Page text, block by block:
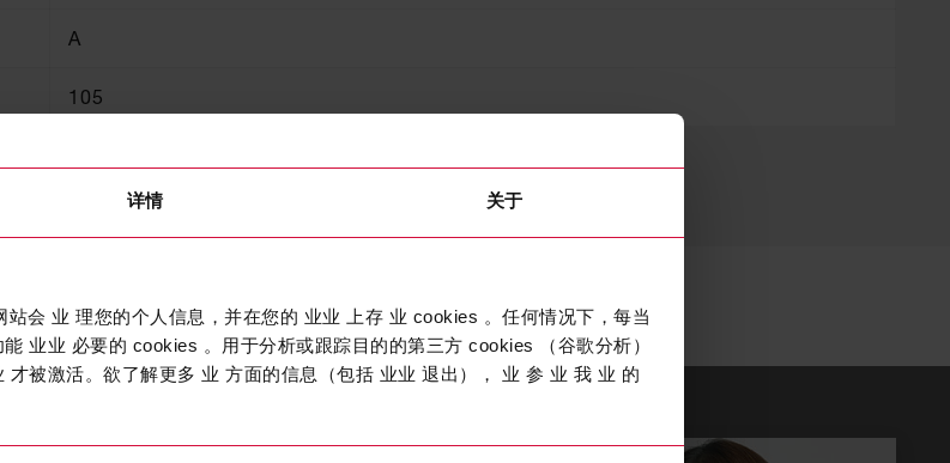
详情 关于
会 业 理您的个人信息，并在您的 业业 上存 业 cookies 。任何情况下，每当
业业 必要的 cookies 。用于分析或跟踪目的的第三方 cookies （谷歌分析）
才被激活。欲了解更多 业 方面的信息（包括 业业 退出）， 业 参 业 我 业 的
A
105
Tina Hong